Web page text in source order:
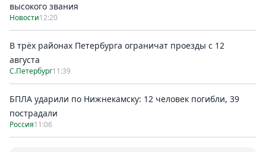
высокого звания
Новости12:20
В трёх районах Петербурга ограничат проезды с 12
августа
С.Петербург11:39
БПЛА ударили по Нижнекамску: 12 человек погибли, 39
пострадали
Россия11:06